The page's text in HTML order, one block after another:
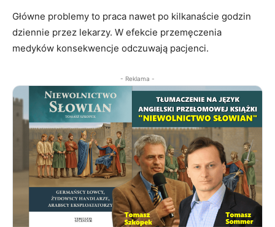
Główne problemy to praca nawet po kilkanaście godzin
dziennie przez lekarzy. W efekcie przemęczenia
medyków konsekwencje odczuwają pacjenci.
- Reklama -